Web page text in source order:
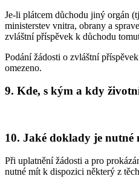
Je-li plátcem důchodu jiný orgán
ministerstev vnitra, obrany a
zvláštní příspěvek k důchodu
Podání žádosti o zvláštní
omezeno.
9. Kde, s kým a kdy
10. Jaké doklady je nutné
Při uplatnění žádosti a pro
nutné mít k dispozici některý z